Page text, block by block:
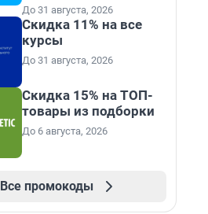
До 31 августа, 2026
Скидка 11% на все
курсы
До 31 августа, 2026
Скидка 15% на ТОП-
товары из подборки
До 6 августа, 2026
Все промокоды